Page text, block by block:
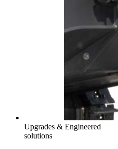
Upgrades & Engineered
solutions